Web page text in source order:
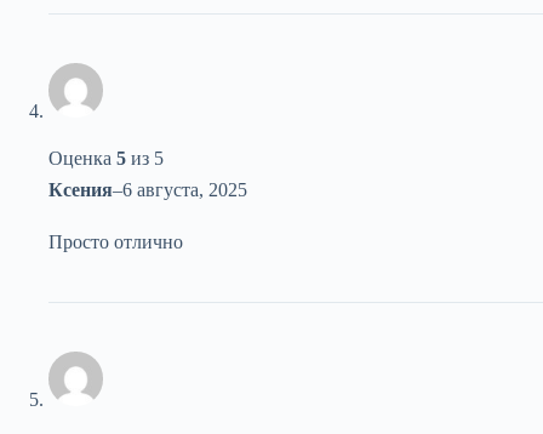
Оценка 5 из 5
Ксения–6 августа, 2025
Просто отлично